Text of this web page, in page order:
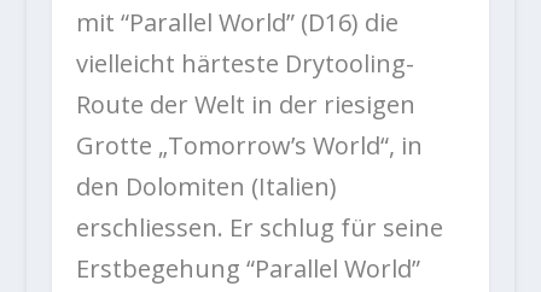
mit “Parallel World” (D16) die
vielleicht härteste Drytooling-
Route der Welt in der riesigen
Grotte „Tomorrow’s World“, in
den Dolomiten (Italien)
erschliessen. Er schlug für seine
Erstbegehung “Parallel World”